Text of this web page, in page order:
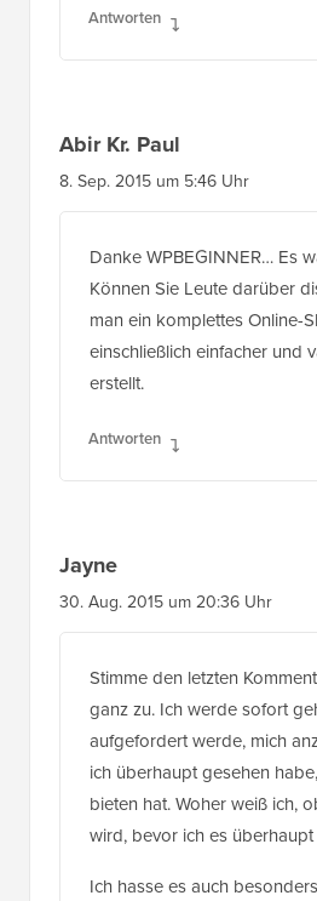
Antworten
Abir Kr. Paul
8. Sep. 2015 um 5:46 Uhr
Danke WPBEGINNER… Es
Können Sie Leute darüber
man ein komplettes Online-
einschließlich einfacher und
erstellt.
Antworten
Jayne
30. Aug. 2015 um 20:36 Uhr
Stimme den letzten
ganz zu. Ich werde sofort
aufgefordert werde, mich
ich überhaupt gesehen
bieten hat. Woher weiß ich,
wird, bevor ich es
Ich hasse es auch